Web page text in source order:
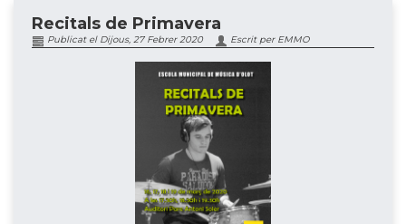
Recitals de Primavera
Publicat el Dijous, 27 Febrer 2020 Escrit per EMMO